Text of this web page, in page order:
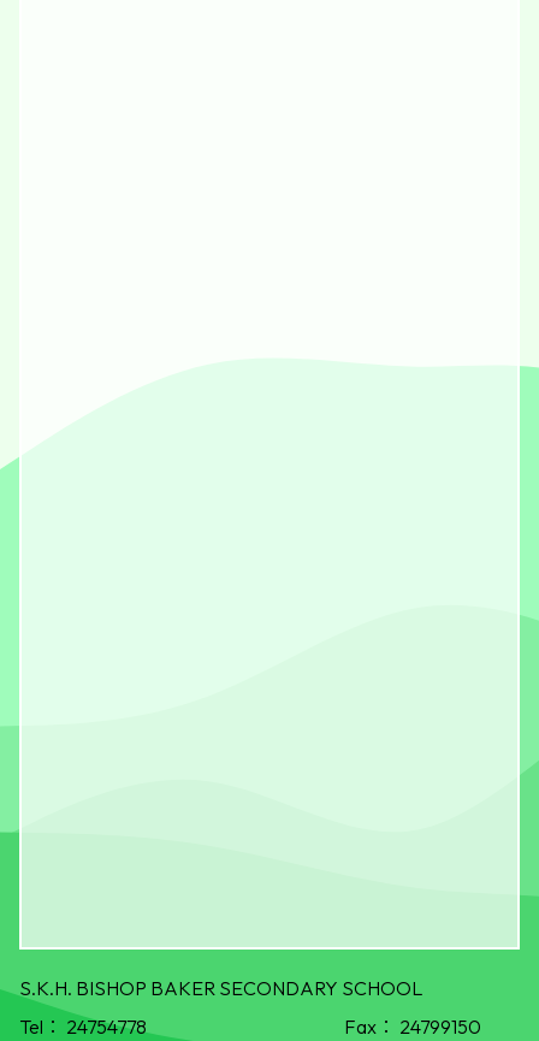
S.K.H. BISHOP BAKER SECONDARY SCHOOL
Tel： 24754778 Fax： 24799150